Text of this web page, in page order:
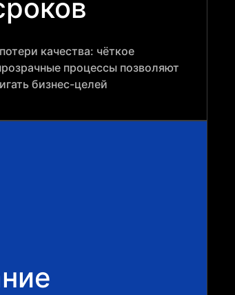
качества: чёткое
процессы позволяют
бизнес-целей